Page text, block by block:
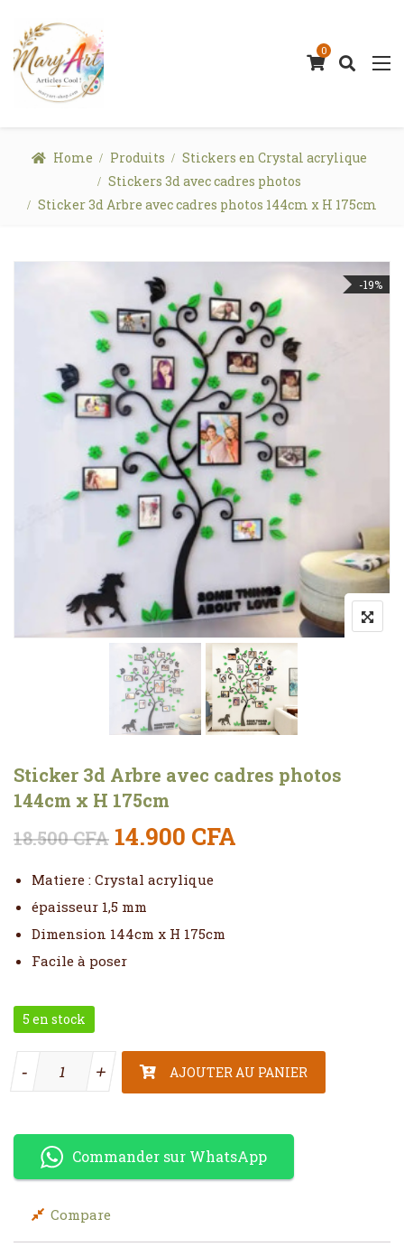
0
Home Produits
Stickers en Crystal acrylique
Stickers 3d avec cadres photos
Sticker 3d Arbre avec cadres photos 144cm x H 175cm
-19%
Sticker 3d Arbre avec cadres photos
144cm x H 175cm
18.500CFA Le prix initial était :
14.900 CFA
Matiere : Crystal acrylique
épaisseur 1,5 mm
Dimension 144cm x H 175cm
Facile à poser
5 en stock
quantité de Sticker 3d Arbre avec cadres photos 144cm x
+
- +
- AJOUTER AU PANIER
Commander sur WhatsApp
Compare